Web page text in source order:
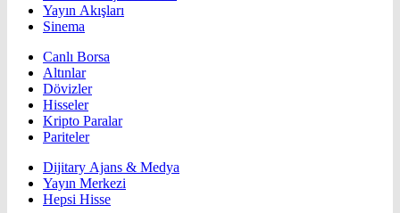
Yayın Akışları
Sinema
Canlı Borsa
Altınlar
Dövizler
Hisseler
Kripto Paralar
Pariteler
Dijitary Ajans & Medya
Yayın Merkezi
Hepsi Hisse